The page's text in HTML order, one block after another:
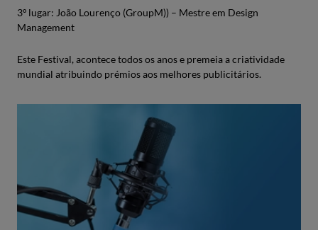
3º lugar: João Lourenço (GroupM)) – Mestre em Design
Management
Este Festival, acontece todos os anos e premeia a criatividade
mundial atribuindo prémios aos melhores publicitários.